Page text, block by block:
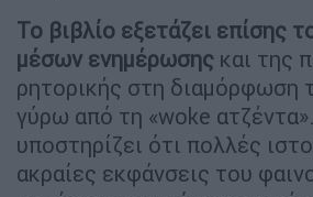
Το βιβλίο εξετάζει επίσης
μέσων ενημέρωσης και της
ρητορικής στη διαμόρφωση
γύρω από τη «woke
υποστηρίζει ότι πολλές
ακραίες εκφάνσεις του